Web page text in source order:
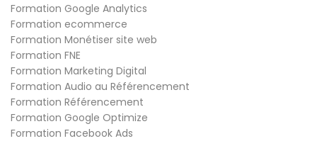
Formation Google Analytics
Formation ecommerce
Formation Monétiser site web
Formation FNE
Formation Marketing Digital
Formation Audio au Référencement
Formation Référencement
Formation Google Optimize
Formation Facebook Ads